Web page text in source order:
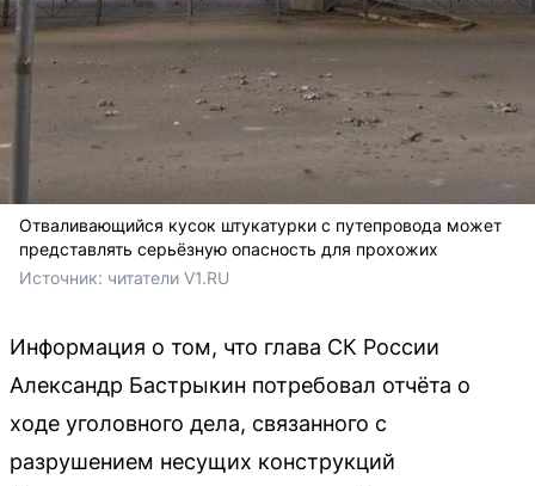
Отваливающийся кусок штукатурки с путепровода может
представлять серьёзную опасность для прохожих
Источник: читатели V1.RU
Информация о том, что глава СК России
Александр Бастрыкин потребовал отчёта о
ходе уголовного дела, связанного с
разрушением несущих конструкций